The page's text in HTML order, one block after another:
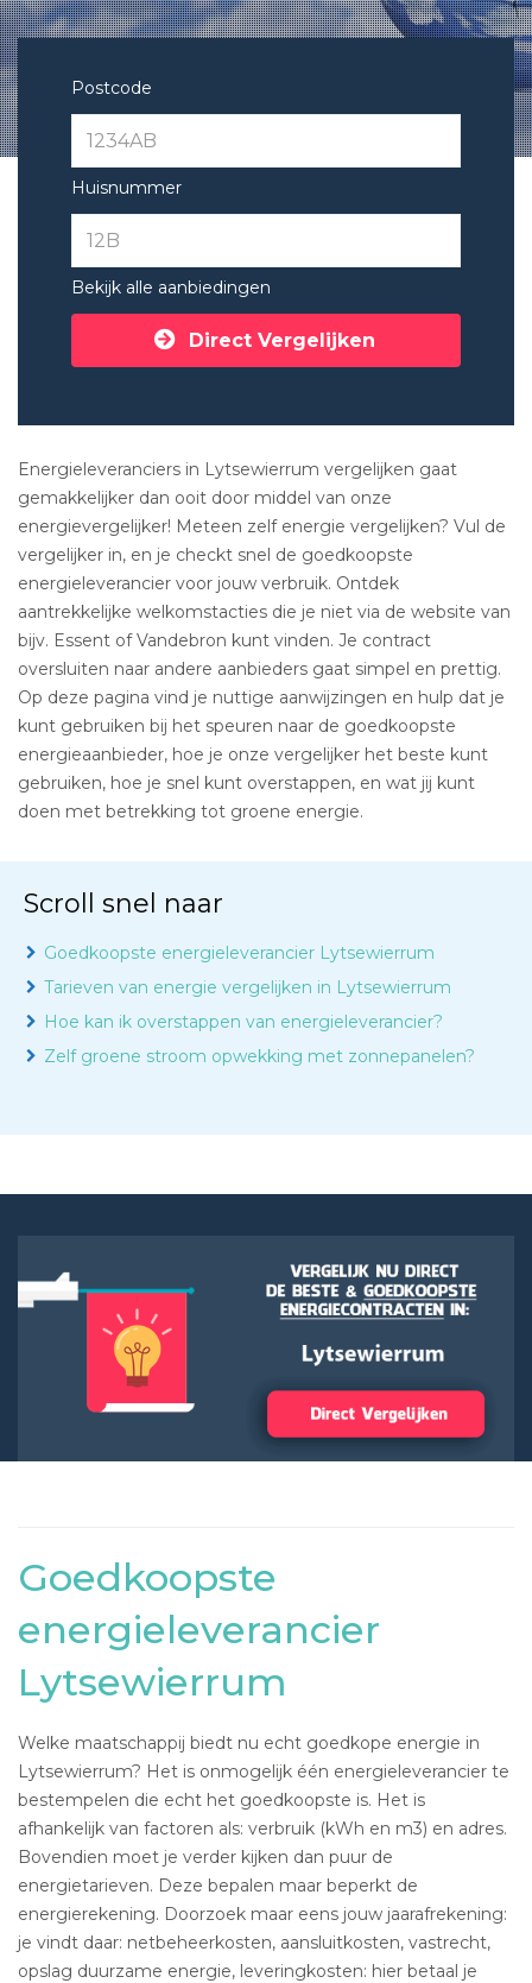
Postcode
Huisnummer
Bekijk alle aanbiedingen
Direct Vergelijken
Energieleveranciers in Lytsewierrum vergelijken gaat
gemakkelijker dan ooit door middel van onze
energievergelijker! Meteen zelf energie vergelijken? Vul de
vergelijker in, en je checkt snel de goedkoopste
energieleverancier voor jouw verbruik. Ontdek
aantrekkelijke welkomstacties die je niet via de website van
bijv. Essent of Vandebron kunt vinden. Je contract
oversluiten naar andere aanbieders gaat simpel en prettig.
Op deze pagina vind je nuttige aanwijzingen en hulp dat je
kunt gebruiken bij het speuren naar de goedkoopste
energieaanbieder, hoe je onze vergelijker het beste kunt
gebruiken, hoe je snel kunt overstappen, en wat jij kunt
doen met betrekking tot groene energie.
Scroll snel naar
Goedkoopste energieleverancier Lytsewierrum
Tarieven van energie vergelijken in Lytsewierrum
Hoe kan ik overstappen van energieleverancier?
Zelf groene stroom opwekking met zonnepanelen?
Goedkoopste
energieleverancier
Lytsewierrum
Welke maatschappij biedt nu echt goedkope energie in
Lytsewierrum? Het is onmogelijk één energieleverancier te
bestempelen die echt het goedkoopste is. Het is
afhankelijk van factoren als: verbruik (kWh en m3) en adres.
Bovendien moet je verder kijken dan puur de
energietarieven. Deze bepalen maar beperkt de
energierekening. Doorzoek maar eens jouw jaarafrekening:
je vindt daar: netbeheerkosten, aansluitkosten, vastrecht,
opslag duurzame energie, leveringkosten: hier betaal je